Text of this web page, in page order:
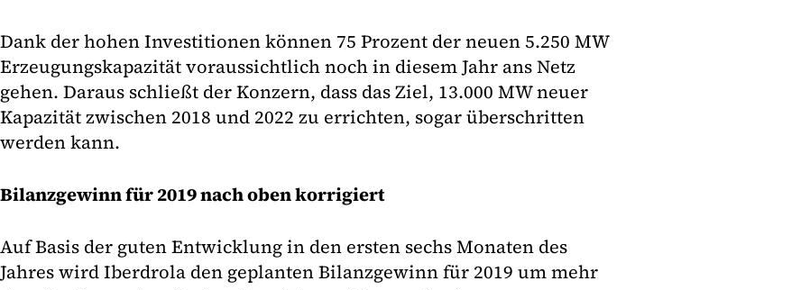
Dank der hohen Investitionen können 75 Prozent der neuen 5.250 MW
Erzeugungskapazität voraussichtlich noch in diesem Jahr ans Netz
gehen. Daraus schließt der Konzern, dass das Ziel, 13.000 MW neuer
Kapazität zwischen 2018 und 2022 zu errichten, sogar überschritten
werden kann.
Bilanzgewinn für 2019 nach oben korrigiert
Auf Basis der guten Entwicklung in den ersten sechs Monaten des
Jahres wird Iberdrola den geplanten Bilanzgewinn für 2019 um mehr